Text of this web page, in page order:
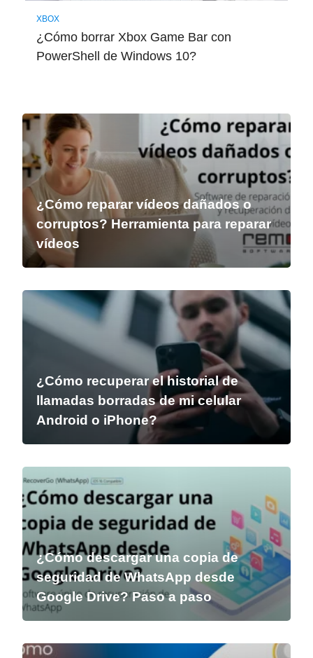
XBOX
¿Cómo borrar Xbox Game Bar con
PowerShell de Windows 10?
¿Cómo reparar vídeos dañados o
corruptos? Herramienta para reparar
vídeos
¿Cómo recuperar el historial de
llamadas borradas de mi celular
Android o iPhone?
¿Cómo descargar una copia de
seguridad de WhatsApp desde
Google Drive? Paso a paso